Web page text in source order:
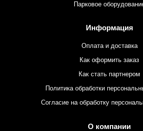
Парковое
Информация
Оплата и доставка
Как оформить заказ
Как стать партнером
Политика обработки
Согласие на обработку
О компании